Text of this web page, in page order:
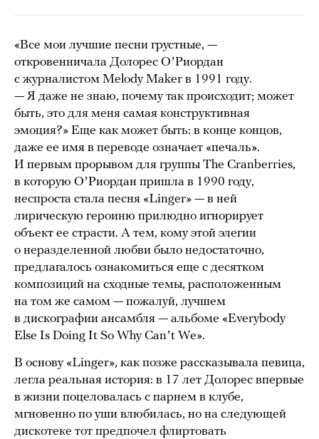
«Все мои лучшие песни грустные, —
откровенничала Долорес ОʼРиордан
с журналистом Melody Maker в 1991 году.
— Я даже не знаю, почему так происходит; может
быть, это для меня самая конструктивная
эмоция?» Еще как может быть: в конце концов,
даже ее имя в переводе означает «печаль».
И первым прорывом для группы The Cranberries,
в которую ОʼРиордан пришла в 1990 году,
неспроста стала песня «Linger» — в ней
лирическую героиню прилюдно игнорирует
объект ее страсти. А тем, кому этой элегии
о неразделенной любви было недостаточно,
предлагалось ознакомиться еще с десятком
композиций на сходные темы, расположенным
на том же самом — пожалуй, лучшем
в дискографии ансамбля — альбоме «Everybody
Else Is Doing It So Why Canʼt We».
В основу «Linger», как позже рассказывала певица,
легла реальная история: в 17 лет Долорес впервые
в жизни поцеловалась с парнем в клубе,
мгновенно по уши влюбилась, но на следующей
дискотеке тот предпочел флиртовать